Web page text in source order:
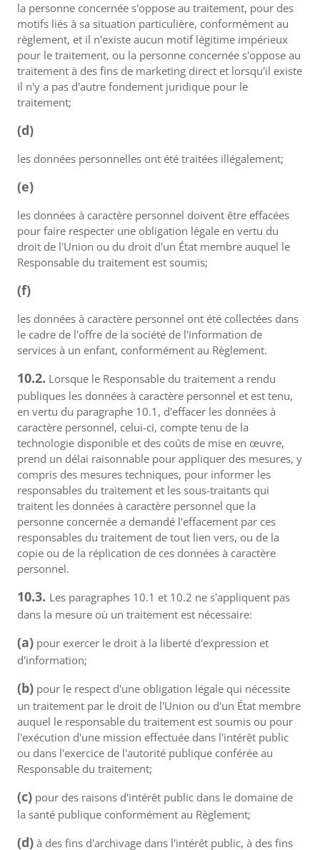
la personne concernée s'oppose au traitement, pour des
motifs liés à sa situation particulière, conformément au
règlement, et il n'existe aucun motif légitime impérieux
pour le traitement, ou la personne concernée s'oppose au
traitement à des fins de marketing direct et lorsqu'il existe
il n'y a pas d'autre fondement juridique pour le
traitement;
(d)
les données personnelles ont été traitées illégalement;
(e)
les données à caractère personnel doivent être effacées
pour faire respecter une obligation légale en vertu du
droit de l'Union ou du droit d'un État membre auquel le
Responsable du traitement est soumis;
(f)
les données à caractère personnel ont été collectées dans
le cadre de l'offre de la société de l'information de
services à un enfant, conformément au Règlement.
10.2. Lorsque le Responsable du traitement a rendu
publiques les données à caractère personnel et est tenu,
en vertu du paragraphe 10.1, d'effacer les données à
caractère personnel, celui-ci, compte tenu de la
technologie disponible et des coûts de mise en œuvre,
prend un délai raisonnable pour appliquer des mesures, y
compris des mesures techniques, pour informer les
responsables du traitement et les sous-traitants qui
traitent les données à caractère personnel que la
personne concernée a demandé l'effacement par ces
responsables du traitement de tout lien vers, ou de la
copie ou de la réplication de ces données à caractère
personnel.
10.3. Les paragraphes 10.1 et 10.2 ne s'appliquent pas
dans la mesure où un traitement est nécessaire:
(a) pour exercer le droit à la liberté d'expression et
d'information;
(b) pour le respect d'une obligation légale qui nécessite
un traitement par le droit de l'Union ou d'un État membre
auquel le responsable du traitement est soumis ou pour
l'exécution d'une mission effectuée dans l'intérêt public
ou dans l'exercice de l'autorité publique conférée au
Responsable du traitement;
(c) pour des raisons d'intérêt public dans le domaine de
la santé publique conformément au Règlement;
(d) à des fins d'archivage dans l'intérêt public, à des fins